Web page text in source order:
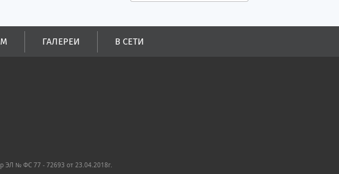
ГАЛЕРЕИ В СЕТИ
ЭЛ № ФС 77 - 72693 от 23.04.2018г.